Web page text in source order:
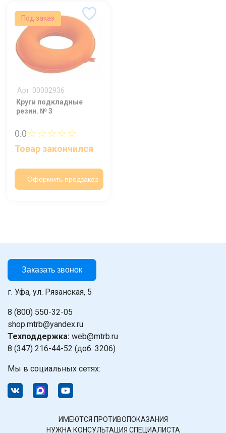
Под заказ
Арт. 00002936
Круги подкладные
резин. № 3
0.0☆☆☆☆☆
Товар закончился
Оформить предзаказ
Заказать звонок
г. Уфа, ул. Рязанская, 5
8 (800) 550-32-05
shop.mtrb@yandex.ru
Техподдержка: web@mtrb.ru
8 (347) 216-44-52 (доб. 3206)
Мы в социальных сетях:
ИМЕЮТСЯ ПРОТИВОПОКАЗАНИЯ
НУЖНА КОНСУЛЬТАЦИЯ СПЕЦИАЛИСТА
персональных данных